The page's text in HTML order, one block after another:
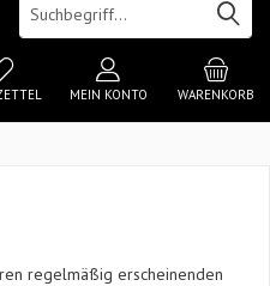
WARENKORB
MEIN KONTO
regelmäßig erscheinenden